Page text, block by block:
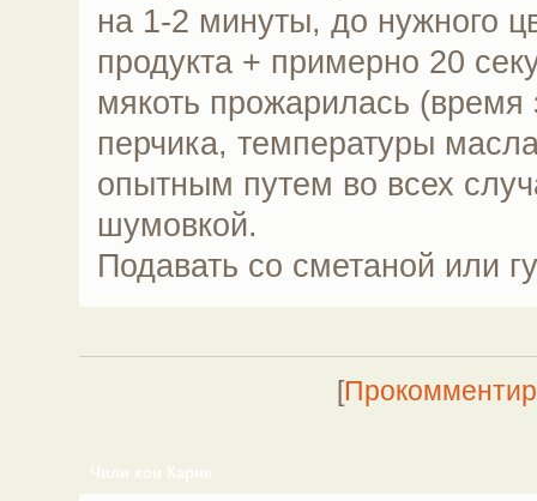
на 1-2 минуты, до нужного
продукта + примерно 20
мякоть прожарилась (время
перчика, температуры
опытным путем во всех
шумовкой.
Подавать со сметаной или
[
Чили кон Карне